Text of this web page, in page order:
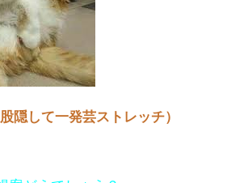
隠して一発芸ストレッチ）